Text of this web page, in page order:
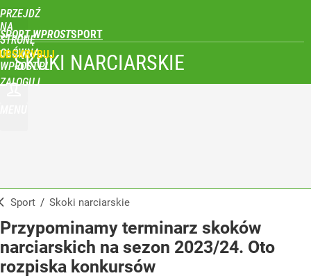
PRZEJDŹ
NA
STRONĘ
GŁÓWNĄ
WPROST.PL
SPORT WPROST
ZALOGUJ
SKOKI NARCIARSKIE
Sport / Skoki narciarskie
Przypominamy terminarz skoków
narciarskich na sezon 2023/24. Oto
rozpiska konkursów